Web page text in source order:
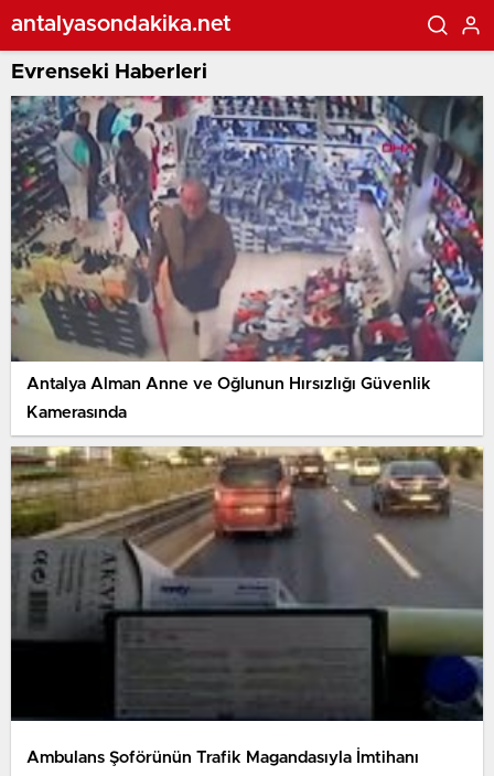
antalyasondakika.net
Evrenseki Haberleri
Antalya Alman Anne ve Oğlunun Hırsızlığı Güvenlik
Kamerasında
Ambulans Şoförünün Trafik Magandasıyla İmtihanı